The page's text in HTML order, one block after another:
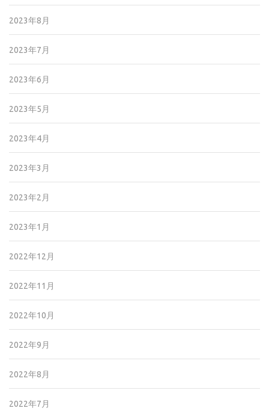
2023年8月
2023年7月
2023年6月
2023年5月
2023年4月
2023年3月
2023年2月
2023年1月
2022年12月
2022年11月
2022年10月
2022年9月
2022年8月
2022年7月